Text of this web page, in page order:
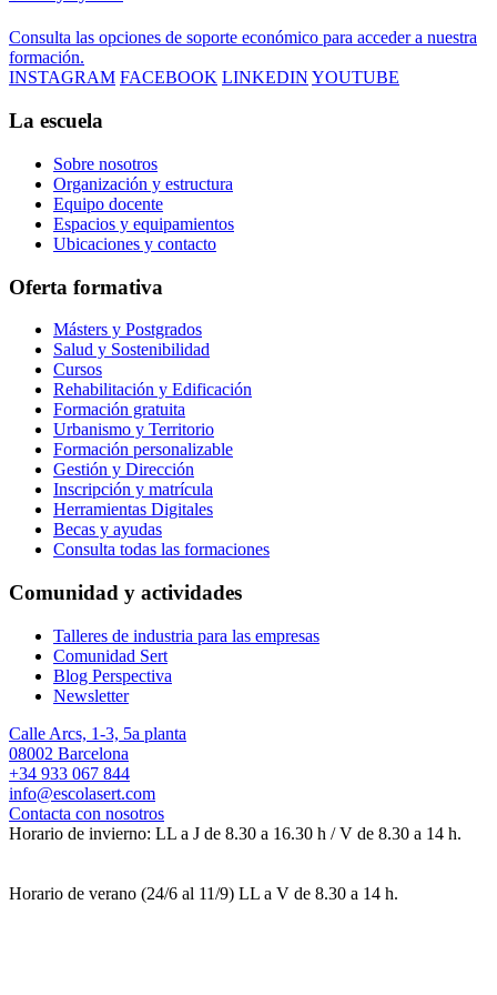
Consulta las opciones de soporte económico para acceder a nuestra
formación.
INSTAGRAM FACEBOOK LINKEDIN YOUTUBE
La escuela
Sobre nosotros
Organización y estructura
Equipo docente
Espacios y equipamientos
Ubicaciones y contacto
Oferta formativa
Másters y Postgrados
Salud y Sostenibilidad
Cursos
Rehabilitación y Edificación
Formación gratuita
Urbanismo y Territorio
Formación personalizable
Gestión y Dirección
Inscripción y matrícula
Herramientas Digitales
Becas y ayudas
Consulta todas las formaciones
Comunidad y actividades
Talleres de industria para las empresas
Comunidad Sert
Blog Perspectiva
Newsletter
Calle Arcs, 1-3, 5a planta
08002 Barcelona
+34 933 067 844
info@escolasert.com
Contacta con nosotros
Horario de invierno: LL a J de 8.30 a 16.30 h / V de 8.30 a 14 h.
Horario de verano (24/6 al 11/9) LL a V de 8.30 a 14 h.